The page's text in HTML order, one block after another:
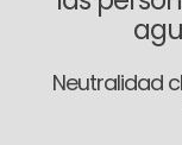
Neutralidad